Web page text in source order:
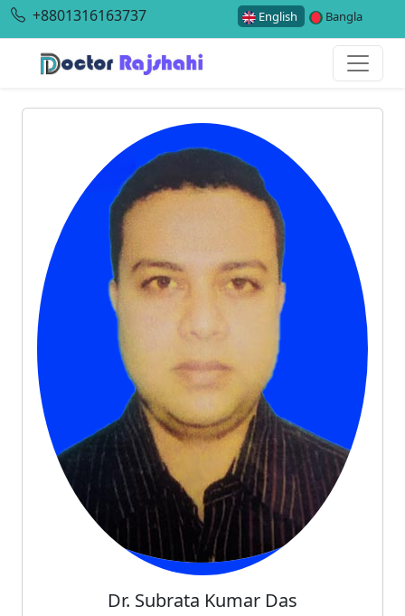
+8801316163737 English Bangla
Dr. Subrata Kumar Das